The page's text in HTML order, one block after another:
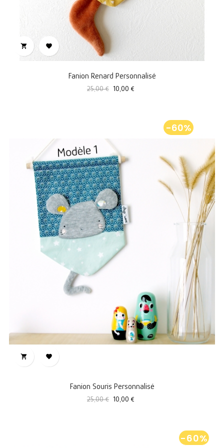
 
Fanion Renard Personnalisé
Prix
25,00 € Prix
10,00 €
-60%
 
Fanion Souris Personnalisé
Prix
25,00 € Prix
10,00 €
-60%